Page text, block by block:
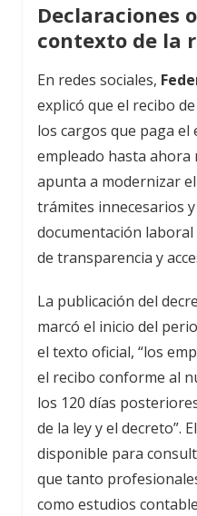
Declaraciones
contexto de la
En redes sociales,
explicó que el recibo
los cargos que paga el
empleado hasta ahora
apunta a modernizar
trámites innecesarios
documentación
de transparencia y
La publicación del
marcó el inicio del
el texto oficial, “los
el recibo conforme al
los 120 días
de la ley y el decreto”.
disponible para
que tanto
como estudios